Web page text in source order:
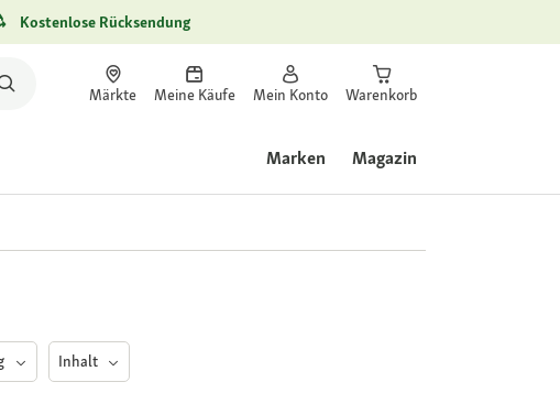
Kostenlose Rücksendung
Märkte Meine Käufe Mein Konto Warenkorb
Marken Magazin
Inhalt